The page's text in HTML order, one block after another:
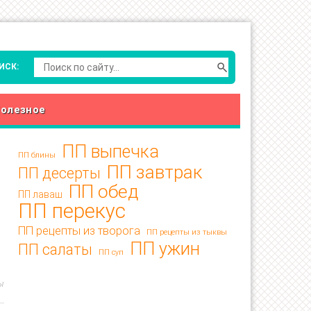
ПП блины ПП выпечка
ПП десерты ПП завтрак
ПП лаваш ПП обед
ПП перекус
ПП рецепты из творога ПП рецепты из тыквы
ПП салаты ПП суп ПП ужин